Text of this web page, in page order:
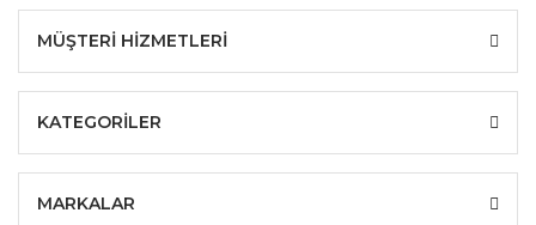
MÜŞTERİ HİZMETLERİ
KATEGORİLER
MARKALAR